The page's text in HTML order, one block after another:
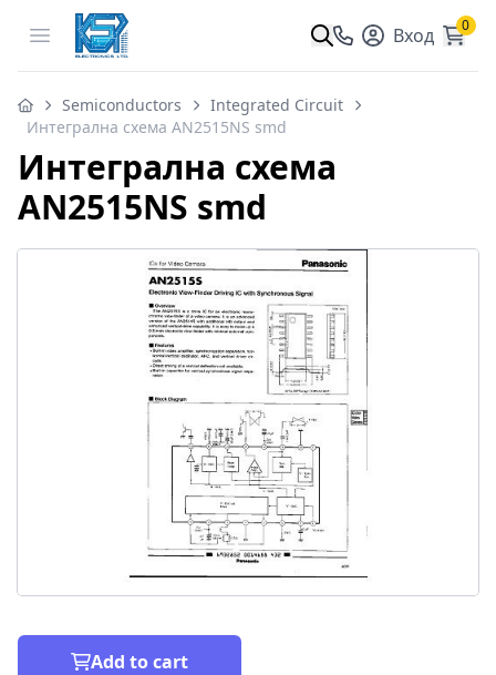
Open menu Вход 0
Semiconductors
Integrated Circuit
Интегрална схема AN2515NS smd
Интегрална схема
AN2515NS smd
Add to cart